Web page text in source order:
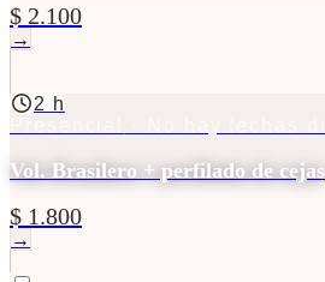
$ 2.100
→
2 h
Vol. Brasilero + perfilado de cejas
$ 1.800
→